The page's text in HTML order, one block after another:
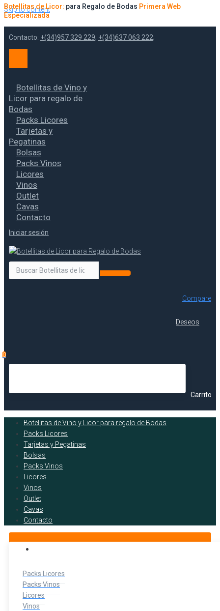
Skip to content
Botellitas de Licor: para Regalo de Bodas Primera Web
Especializada
Contacto: +(34)957 329 229; +(34)637 063 222;
Botellitas de Vino y
Licor para regalo de
Bodas
Packs Licores
Tarjetas y
Pegatinas
Bolsas
Packs Vinos
Licores
Vinos
Outlet
Cavas
Contacto
Iniciar sesión
Compare
Deseos
0
Carrito
Botellitas de Vino y Licor para regalo de Bodas
Packs Licores
Tarjetas y Pegatinas
Bolsas
Packs Vinos
Licores
Vinos
Outlet
Cavas
Contacto
Packs Licores
Packs Vinos
Licores
Vinos